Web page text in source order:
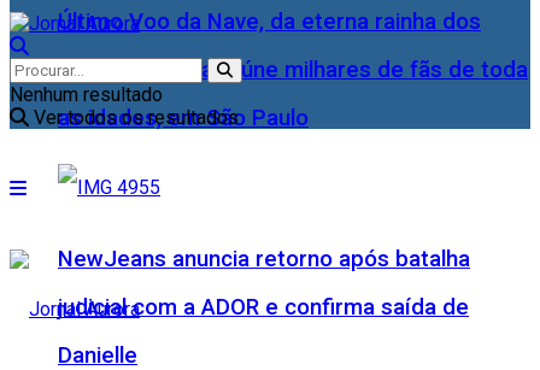
Último Voo da Nave, da eterna rainha dos
Baixinhos, Xuxa reúne milhares de fãs de toda
as idades, em São Paulo
NewJeans anuncia retorno após batalha
judicial com a ADOR e confirma saída de
Danielle
Nenhum resultado
Ver todos os resultados